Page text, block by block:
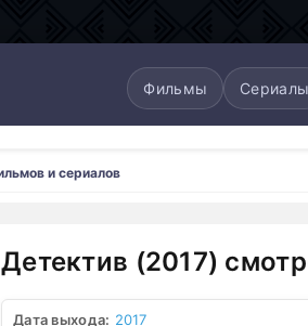
Фильмы Сериалы
Детектив (2017)
Дата выхода: 2017